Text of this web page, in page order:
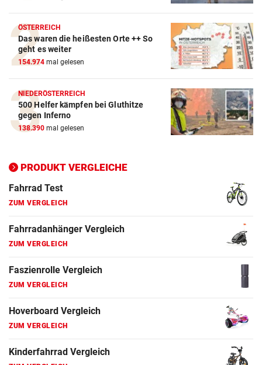
ÖSTERREICH
Das waren die heißesten Orte ++ So
geht es weiter
154.974 mal gelesen
NIEDERÖSTERREICH
500 Helfer kämpfen bei Gluthitze
gegen Inferno
138.390 mal gelesen
PRODUKT VERGLEICHE
Action-Cam Vergleich
ZUM VERGLEICH
E-Bike Vergleich
ZUM VERGLEICH
ZUM VERGLEICH
Ergometer Vergleich
Fahrrad Test
Fahrradanhänger Vergleich
Faszienrolle Vergleich
Hoverboard Vergleich